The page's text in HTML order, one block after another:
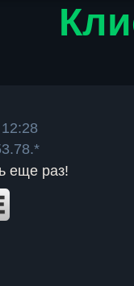
еще раз!